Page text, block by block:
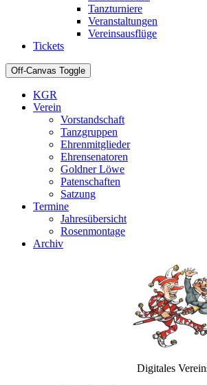
Tanzturniere
Veranstaltungen
Vereinsausflüge
Tickets
Off-Canvas Toggle
KGR
Verein
Vorstandschaft
Tanzgruppen
Ehrenmitglieder
Ehrensenatoren
Goldner Löwe
Patenschaften
Satzung
Termine
Jahresübersicht
Rosenmontage
Archiv
Digitales